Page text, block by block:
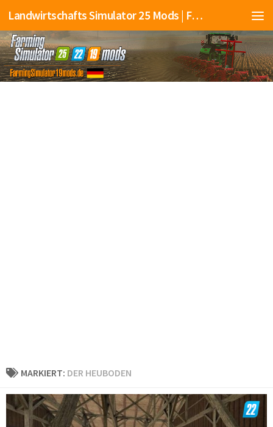
Landwirtschafts Simulator 25 Mods | Farming Simulator 25 Mods | FS25 Mods
MARKIERT: DER HEUBODEN